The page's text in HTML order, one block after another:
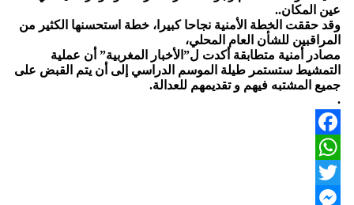
عين المكان..
وقد حققت الخطة الأمنية نجاحا كبيرا، خطة استحسنها الكثير من
المراقبين للشأن العام المحلي،
مصادر أمنية متطابقة أكدت ل”الأخبار المغربية” أن عملية
التمشيط ستستمر طيلة الموسم الدراسي إلى أن يتم القبض على
جميع المشتبه فيهم و تقديمهم للعدالة.
.
Facebook
WhatsApp
Twitter